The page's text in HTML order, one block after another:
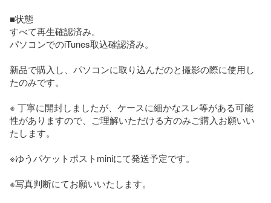
■状態
すべて再生確認済み。
パソコンでのiTunes取込確認済み。
新品で購入し、パソコンに取り込んだのと撮影の際に使用し
たのみです。
※ 丁寧に開封しましたが、ケースに細かなスレ等がある可能
性がありますので、ご理解いただける方のみご購入お願いい
たします。
※ゆうパケットポストminiにて発送予定です。
※写真判断にてお願いいたします。